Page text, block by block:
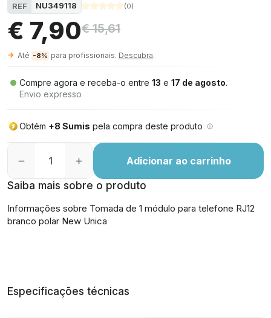
REF NU349118 (0)
€ 7,90€ 15,61
Até -8% para profissionais. Descubra.
Compre agora e receba-o entre 13 e 17 de agosto.
Envio expresso
Obtém +8 Sumis pela compra deste produto
Adicionar ao carrinho
Saiba mais sobre o produto
Informações sobre Tomada de 1 módulo para telefone RJ12
branco polar New Unica
Especificações técnicas